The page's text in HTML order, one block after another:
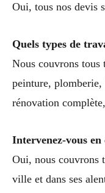
Oui, tous nos devis
Quels types de
Nous couvrons tous
peinture,
rénovation
Intervenez-vous
Oui, nous couvrons
ville et dans ses